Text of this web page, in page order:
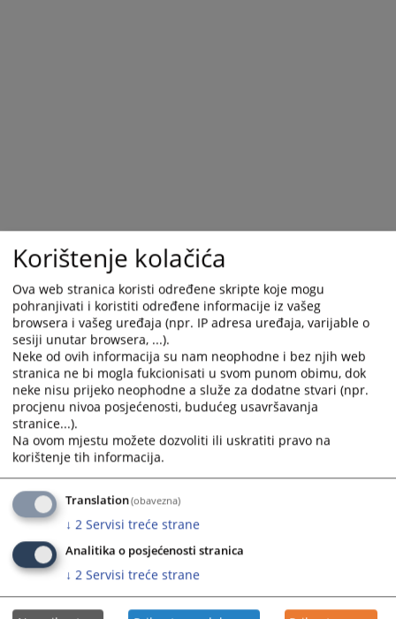
Korištenje kolačića
Ova web stranica koristi određene skripte koje mogu
pohranjivati i koristiti određene informacije iz vašeg
browsera i vašeg uređaja (npr. IP adresa uređaja, varijable o
sesiji unutar browsera, ...).
Neke od ovih informacija su nam neophodne i bez njih web
stranica ne bi mogla fukcionisati u svom punom obimu, dok
neke nisu prijeko neophodne a služe za dodatne stvari (npr.
procjenu nivoa posjećenosti, budućeg usavršavanja
stranice...).
Na ovom mjestu možete dozvoliti ili uskratiti pravo na
korištenje tih informacija.
Translation(obavezna)
↓ 2 Servisi treće strane
Analitika o posjećenosti stranica
↓ 2 Servisi treće strane